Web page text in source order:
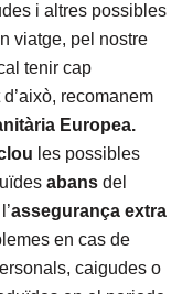
i altres possibles
viatge, pel nostre
tenir cap
recomanem
Europea.
les possibles
abans del
assegurança extra
en cas de
caigudes o